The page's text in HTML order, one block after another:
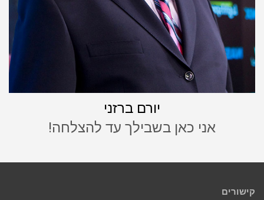
יורם ברזני
אני כאן בשבילך עד להצלחה!
קישורים